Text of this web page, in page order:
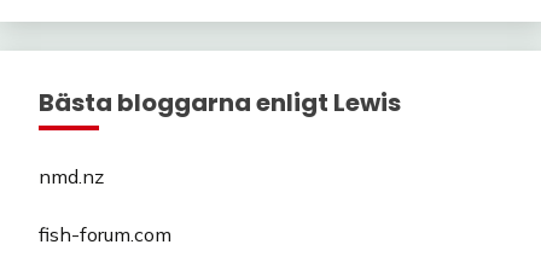
Bästa bloggarna enligt Lewis
nmd.nz
fish-forum.com